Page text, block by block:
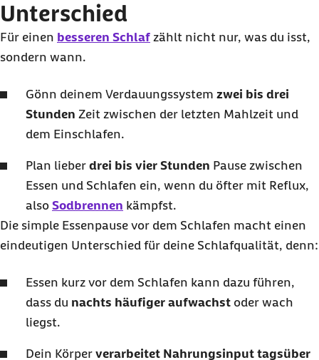
Fazit: Mit ein paar simplen Essens-Hacks den
Schlafeasyverbessern
Essen vor dem Schlafen: Häufige Fragen und
Unterschied
Für einen besseren Schlaf zählt nicht nur, was du isst,
sondern wann.
Gönn deinem Verdauungssystem zwei bis drei
Stunden Zeit zwischen der letzten Mahlzeit und
dem Einschlafen.
Plan lieber drei bis vier Stunden Pause zwischen
Essen und Schlafen ein, wenn du öfter mit Reflux,
also Sodbrennen kämpfst.
Die simple Essenpause vor dem Schlafen macht einen
eindeutigen Unterschied für deine Schlafqualität, denn:
Essen kurz vor dem Schlafen kann dazu führen,
dass du nachts häufiger aufwachst oder wach
liegst.
Dein Körper verarbeitet Nahrungsinput tagsüber